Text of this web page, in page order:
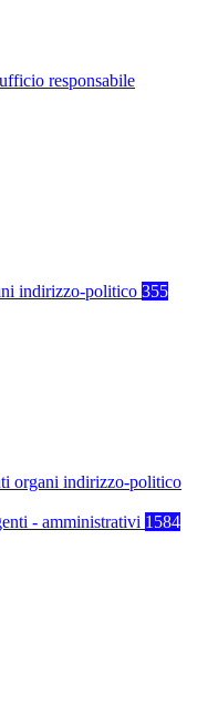
responsabile
indirizzo-politico 355
organi indirizzo-politico
- amministrativi 1584